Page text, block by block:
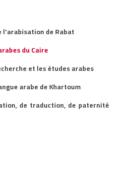
l'arabisation de Rabat
du Caire
et les études arabes
arabe de Khartoum
de traduction, de paternité